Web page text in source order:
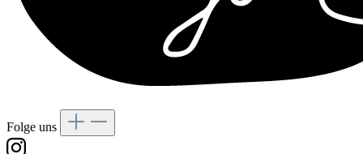
Folge uns